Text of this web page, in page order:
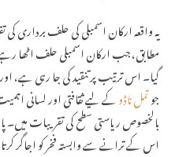
یہ واقعہ ارکان اسمبلی کی حلف برداری
مطابق، جب ارکان اسمبلی حلف اٹھا رہے
گیا۔ اس ترتیب پر تنقید کی جا رہی ہے،
تمل ناڈوکے لیے ثقافتی اور لسانی اہمیت
بالخصوص ریاستی سطح کی تقریبات میں۔
اس کے ترانے سے وابستہ فخر کو اجاگر